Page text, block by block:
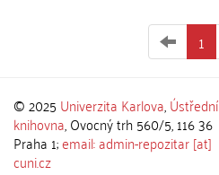
1
© 2025 Univerzita Karlova,Ústřední
knihovna, Ovocný trh 560/5, 116 36
Praha 1;email: admin-repozitar [at]
cuni.cz